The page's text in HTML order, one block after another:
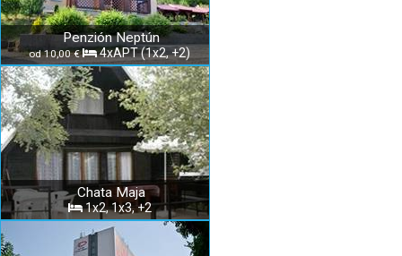
Penzión Neptún
od 10,00 € 4xAPT (1x2, +2)
Chata Maja
1x2, 1x3, +2